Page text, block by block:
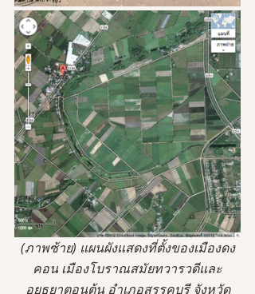
(ภาพซ้าย) แผนผังแสดงที่ตั้งของเมืองดง
คอน เมืองโบราณสมัยทวารวดีและ
อยุธยาตอนต้น อำเภอสรรคบุรี จังหวัด